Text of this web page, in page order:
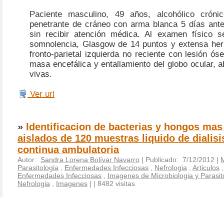
Paciente masculino, 49 años, alcohólico
penetrante de cráneo con arma blanca 5 días
sin recibir atención médica. Al examen físico
somnolencia, Glasgow de 14 puntos y extensa
fronto-parietal izquierda no reciente con lesión
masa encefálica y entallamiento del globo ocular,
vivas.
Ver url
» Identificacion de bacterias y hongos
aislados de 120 muestras liquido de
continua ambulatoria
Autor: Sandra Lorena Bolívar Navarro | Publicado: 7/12/2012 |
Parasitologia , Enfermedades Infecciosas , Nefrologia , Articulos
Enfermedades Infecciosas , Imagenes de Microbiologia y
Nefrologia , Imagenes | | 8482 visitas